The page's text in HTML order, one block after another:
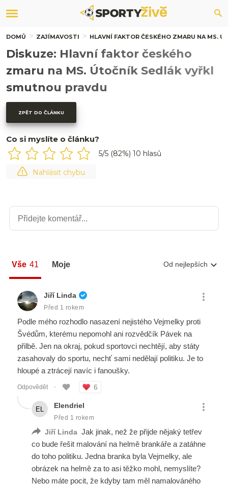
DOMŮ ZAJÍMAVOSTI HLAVNÍ FAKTOR ČESKÉHO ZMARU NA MS.
Diskuze: Hlavní faktor českého
zmaru na MS. Útočník Sedlák vyřkl
smutnou pravdu
ZPĚT DO ČLÁNKU
Co si myslíte o článku?
5/5 (82%) 10 hlasů
Nahlásit chybu